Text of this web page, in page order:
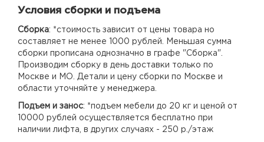
Условия сборки и подъема
Сборка: *стоимость зависит от цены товара но
составляет не менее 1000 рублей. Меньшая сумма
сборки прописана однозначно в графе "Сборка".
Производим сборку в день доставки только по
Москве и МО. Детали и цену сборки по Москве и
области уточняйте у менеджера.
Подъем и занос: *подъем мебели до 20 кг и ценой от
10000 рублей осуществляется бесплатно при
наличии лифта, в других случаях - 250 р./этаж